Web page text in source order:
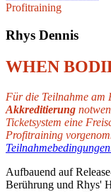
Profitraining
Rhys Dennis
WHEN
Für die Teilnahme am
Akkreditierung
Ticketsystem eine
Profitraining
Aufbauend auf
Berührung und Rhys'